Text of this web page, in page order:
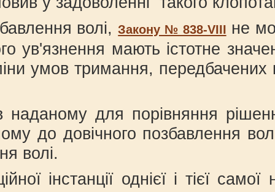
волі,Закону № 838-VІІІ не
ув'язнення мають істотне
умов тримання, передбачених
для порівняння
до довічного позбавлення
волі.
інстанції однієї і тієї